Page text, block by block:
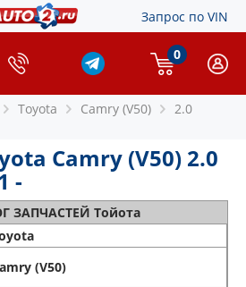
Запрос по VIN
0
Toyota Camry (V50)
2.0
Camry (V50) 2.0
-
ЗАПЧАСТЕЙ Тойота
(V50)